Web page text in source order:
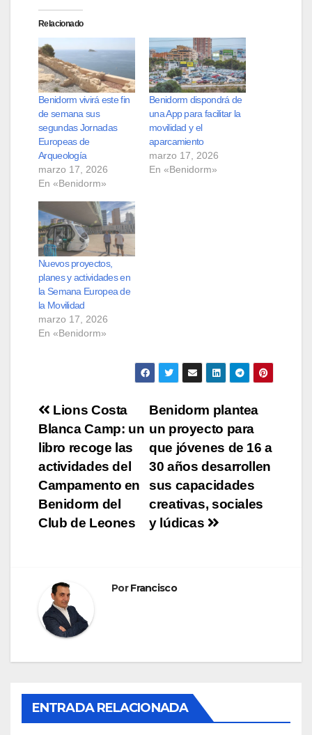
Relacionado
Benidorm vivirá este fin
de semana sus
segundas Jornadas
Europeas de
Arqueología
marzo 17, 2026
En «Benidorm»
Benidorm dispondrá de
una App para facilitar la
movilidad y el
aparcamiento
marzo 17, 2026
En «Benidorm»
Nuevos proyectos,
planes y actividades en
la Semana Europea de
la Movilidad
marzo 17, 2026
En «Benidorm»
Navegación
de
entradas
Benidorm plantea
un proyecto para
que jóvenes de 16 a
30 años desarrollen
sus capacidades
creativas, sociales
y lúdicas
Lions Costa
Blanca Camp: un
libro recoge las
actividades del
Campamento en
Benidorm del
Club de Leones
PorFrancisco
ENTRADA RELACIONADA